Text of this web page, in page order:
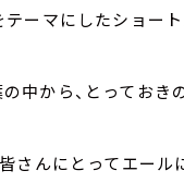
ーマにしたショート
中から、とっておき
さんにとってエール